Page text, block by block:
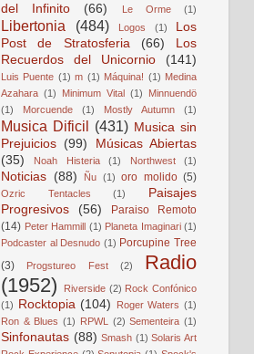
del Infinito
(66) Le Orme (1)
Libertonia (484) Logos (1)
Los
Post de Stratosferia
(66)
Los
Recuerdos del Unicornio
(141)
Luis Puente (1) m (1) Máquina! (1) Medina
Azahara (1) Minimum Vital (1)
Minnuendö
(1)
Morcuende (1) Mostly Autumn (1)
Musica Dificil (431) Musica sin
Prejuicios (99)
Músicas Abiertas
(35)
Noah Histeria (1) Northwest (1)
Noticias (88) Ñu (1) oro molido (5)
Ozric Tentacles (1)
Paisajes
Progresivos
(56)
Paraiso Remoto
(14) Peter Hammill (1) Planeta Imaginari (1)
Podcaster al Desnudo (1) Porcupine Tree
(3)
Progstureo Fest (2)
Radio
(1952)
Riverside (2) Rock Confónico
(1) Rocktopia (104) Roger Waters (1)
Ron & Blues (1) RPWL (2) Sementeira (1)
Sinfonautas (88) Smash (1) Solaris Art